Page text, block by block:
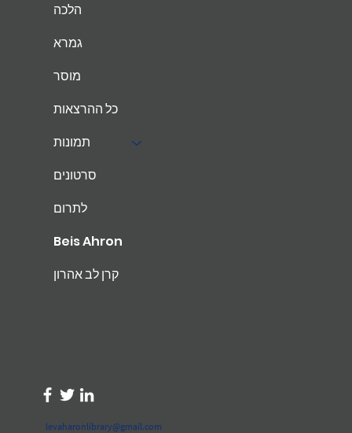
הלכה
גמרא
מוסר
כל ההרצאות
תמונות
סרטונים
לתרום
Beis Ahron
קרן לב אהרון
levaharonlibrary@gmail.com